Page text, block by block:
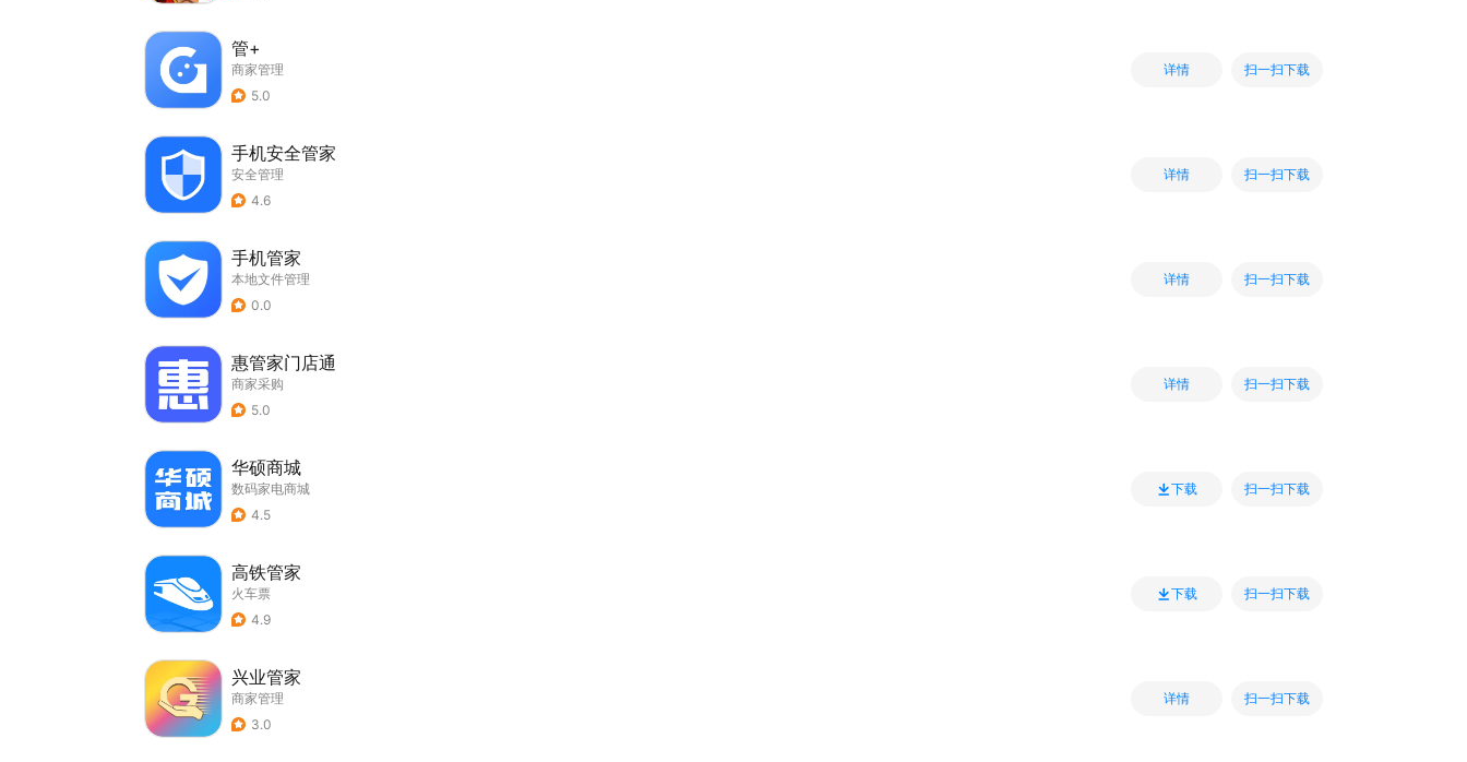
管+
商家管理
5.0
详情 扫一扫下载
手机安全管家
安全管理
4.6
详情 扫一扫下载
手机管家
本地文件管理
0.0
详情 扫一扫下载
惠管家门店通
商家采购
5.0
详情 扫一扫下载
华硕商城
数码家电商城
4.5
下载 扫一扫下载
高铁管家
火车票
4.9
下载 扫一扫下载
兴业管家
商家管理
3.0
详情 扫一扫下载